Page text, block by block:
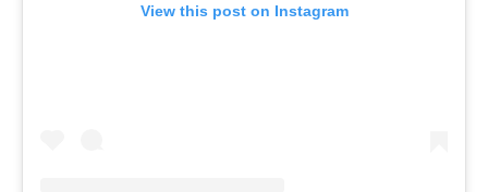
View this post on Instagram